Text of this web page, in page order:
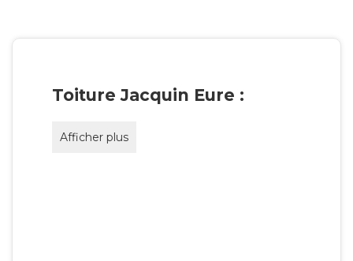
Toiture Jacquin Eure :
Afficher plus